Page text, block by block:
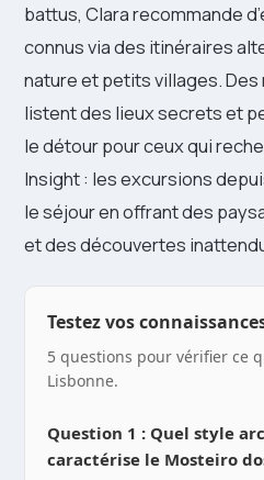
battus, Clara recommande
connus via des itinéraires
nature et petits villages.
listent des lieux secrets et
le détour pour ceux qui
Insight : les excursions
le séjour en offrant des
et des découvertes
Testez vos
5 questions pour vérifier ce
Lisbonne.
Question 1 : Quel style
caractérise le Mosteiro